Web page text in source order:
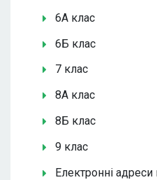
6А клас
6Б клас
7 клас
8А клас
8Б клас
9 клас
Електронні адреси